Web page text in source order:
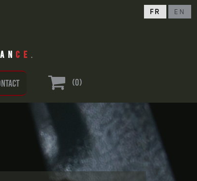
fr en
an ce .
 (0)